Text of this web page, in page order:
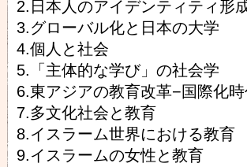
2.日本人のアイデンティティ形
3.グローバル化と日本の大学
4.個人と社会
5.「主体的な学び」の社会学
6.東アジアの教育改革−国際化
7.多文化社会と教育
8.イスラーム世界における教育
9.イスラームの女性と教育